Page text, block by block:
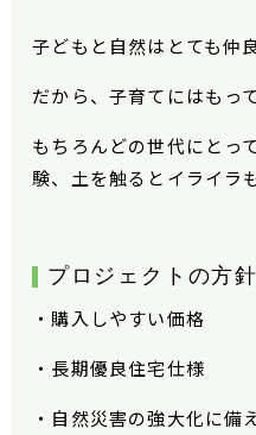
子どもと自然はとても仲良
だから、子育てにはもっ
もちろんどの世代にとっ
験、土を触るとイライラ
プロジェクトの方針
・購入しやすい価格
・長期優良住宅仕様
・自然災害の強大化に備